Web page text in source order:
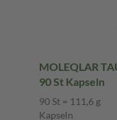
MOLEQLAR
90 St Kapseln
90 St = 111,6 g
Kapseln